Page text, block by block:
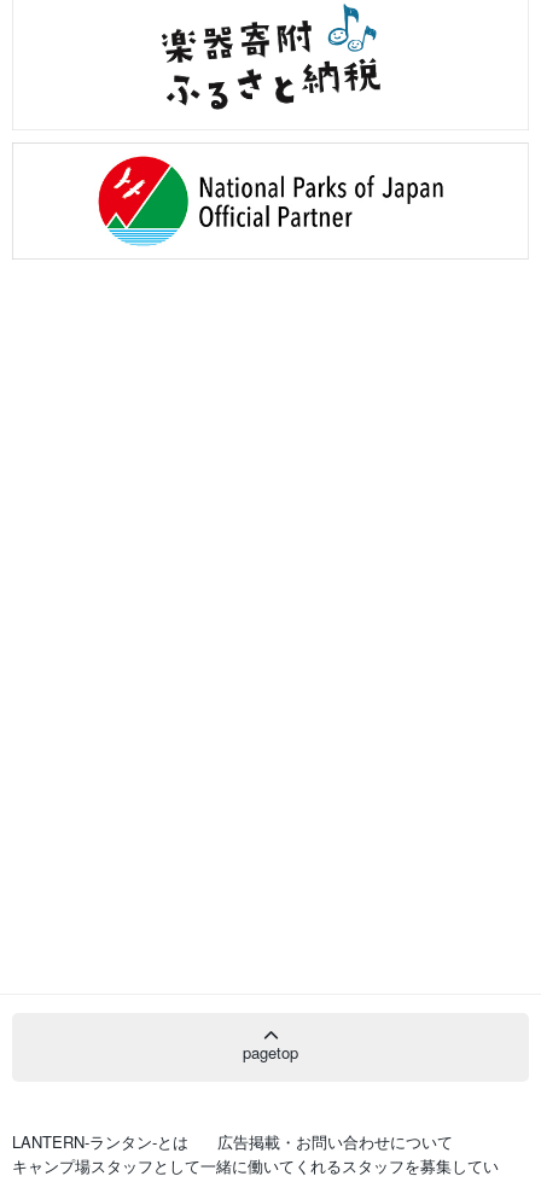
pagetop
LANTERN-ランタン-とは
広告掲載・お問い合わせについて
キャンプ場スタッフとして一緒に働いてくれるスタッフを募集してい